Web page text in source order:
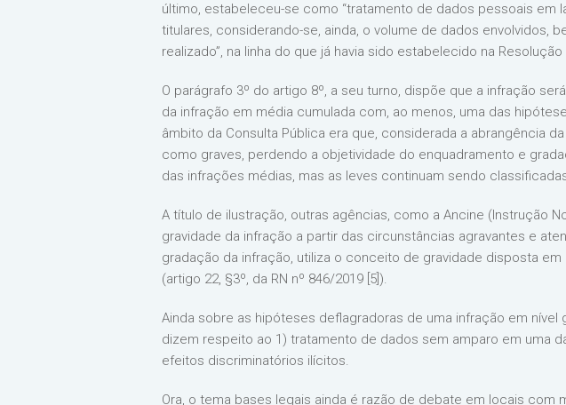
último, estabeleceu-se como “tratamento de dados pessoais em
titulares, considerando-se, ainda, o volume de dados envolvidos,
realizado”, na linha do que já havia sido estabelecido na
O parágrafo 3º do artigo 8º, a seu turno, dispõe que a infração
da infração em média cumulada com, ao menos, uma das
âmbito da Consulta Pública era que, considerada a abrangência
como graves, perdendo a objetividade do enquadramento e
das infrações médias, mas as leves continuam sendo
A título de ilustração, outras agências, como a Ancine (Instrução
gravidade da infração a partir das circunstâncias agravantes e
gradação da infração, utiliza o conceito de gravidade disposta
(artigo 22, §3º, da RN nº 846/2019 [5]).
Ainda sobre as hipóteses deflagradoras de uma infração em nível
dizem respeito ao 1) tratamento de dados sem amparo em uma
efeitos discriminatórios ilícitos.
Ora, o tema bases legais ainda é razão de debate em locais com